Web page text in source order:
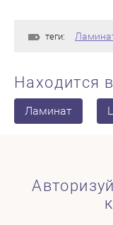
теги:
Находится
Ламинат